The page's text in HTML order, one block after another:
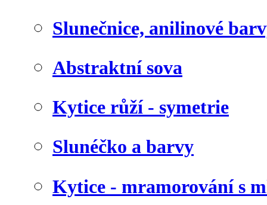
Slunečnice, anilinové
Abstraktní sova
Kytice růží - symetrie
Slunéčko a barvy
Kytice - mramorování s